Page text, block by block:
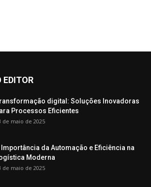
EDITOR
digital: Soluções Inovadoras
Processos Eficientes
de maio de 2025
Importância da Automação e Eficiência na
Moderna
de maio de 2025